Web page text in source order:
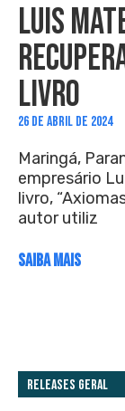
LUIS
LIVRO
26 DE ABRIL DE 2024
Maringá,
empresário
livro,
autor utiliz
SAIBA MAIS
Releases Geral